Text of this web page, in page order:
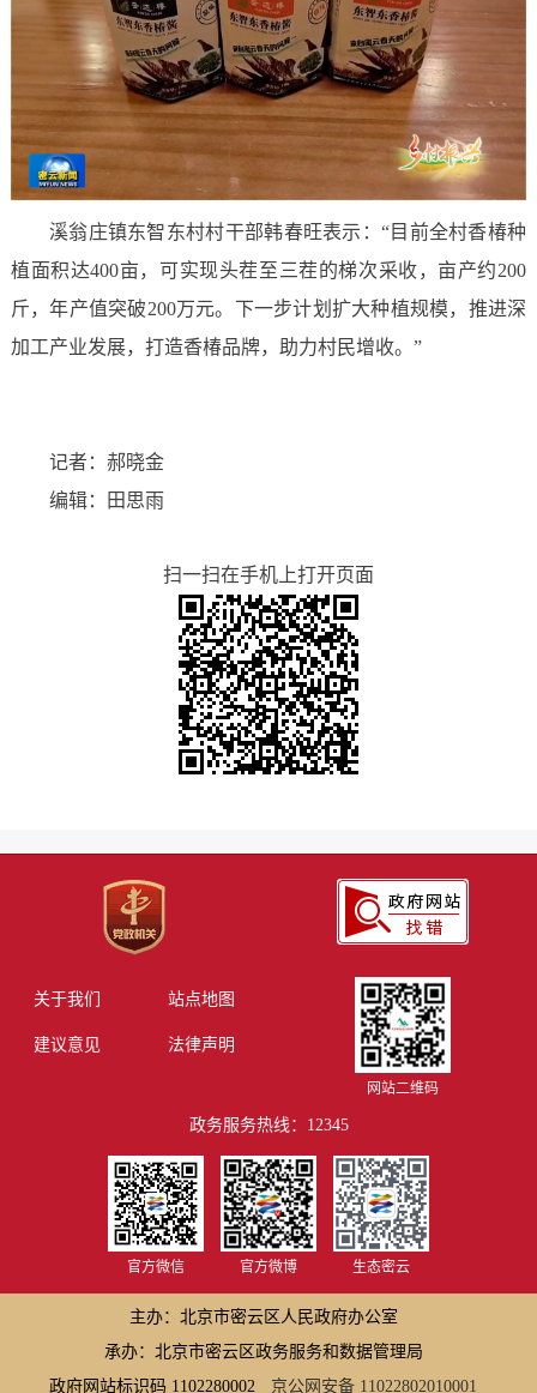
溪翁庄镇东智东村村干部韩春旺表示：“目前全村香椿种
植面积达400亩，可实现头茬至三茬的梯次采收，亩产约200
斤，年产值突破200万元。下一步计划扩大种植规模，推进深
加工产业发展，打造香椿品牌，助力村民增收。”
记者：郝晓金
编辑：田思雨
扫一扫在手机上打开页面
关于我们 站点地图
建议意见 法律声明
网站二维码
政务服务热线：12345
官方微信 官方微博 生态密云
主办：北京市密云区人民政府办公室
承办：北京市密云区政务服务和数据管理局
政府网站标识码 1102280002
京公网安备 11022802010001